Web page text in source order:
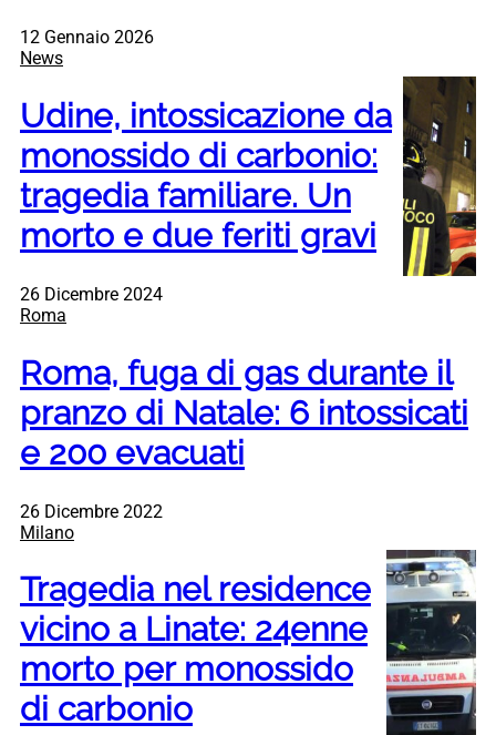
12 Gennaio 2026
News
Udine, intossicazione da
monossido di carbonio:
tragedia familiare. Un
morto e due feriti gravi
26 Dicembre 2024
Roma
Roma, fuga di gas durante il
pranzo di Natale: 6 intossicati
e 200 evacuati
26 Dicembre 2022
Milano
Tragedia nel residence
vicino a Linate: 24enne
morto per monossido
di carbonio